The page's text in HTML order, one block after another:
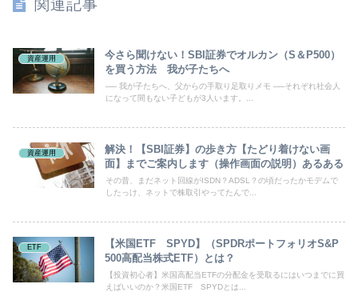
関連記事
資産運用
今さら聞けない！SBI証券でオルカン（S＆P500）
を買う方法 我が子たちへ
── 我が子たちへ、父からの手取り足取りメモ ──それぞれ社会人
になって間もない子どもが3人います。...
資産運用
解決！【SBI証券】の歩き方【たどり着けない画
面】までご案内します（操作画面の説明）あるある
その昔、まだネット回線がISDN？ADSL？の頃だったかモデムで
したっけ、ネットで株取引やってたんで...
ETF
【米国ETF SPYD】（SPDRポートフォリオS&P
500高配当株式ETF）とは？
【投資初心者】米国高配当ETFの分配金を受取るにはいつまでに買
えばいいのか？米国ETF SPYDとは...